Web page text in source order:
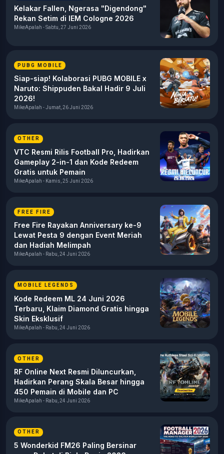
Kelakar Fallen, Ngerasa "Digendong"
Rekan Setim di IEM Cologne 2026
MikeApalah - Sabtu, 27 Juni 2026
PUBG MOBILE
Siap-siap! Kolaborasi PUBG MOBILE x
Naruto: Shippuden Bakal Hadir 9 Juli
2026!
MikeApalah - Jumat, 26 Juni 2026
OTHER
VTC Resmi Rilis Football Pro, Hadirkan
Gameplay 2-in-1 dan Kode Redeem
Gratis untuk Pemain
MikeApalah - Kamis, 25 Juni 2026
FREE FIRE
Free Fire Rayakan Anniversary ke-9
Lewat Pesta 9 dengan Event Meriah
dan Hadiah Melimpah
MikeApalah - Rabu, 24 Juni 2026
MOBILE LEGENDS
Kode Redeem ML 24 Juni 2026
Terbaru, Klaim Diamond Gratis hingga
Skin Eksklusif
MikeApalah - Rabu, 24 Juni 2026
OTHER
RF Online Next Resmi Diluncurkan,
Hadirkan Perang Skala Besar hingga
450 Pemain di Mobile dan PC
MikeApalah - Rabu, 24 Juni 2026
OTHER
5 Wonderkid FM26 Paling Bersinar